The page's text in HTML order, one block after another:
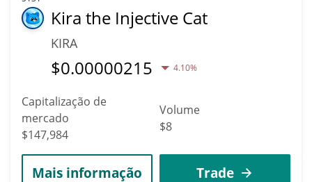
Kira the Injective Cat
KIRA
$0.00000215 4.10%
Capitalização de
mercado
$147,984
Volume
$8
Mais informação Trade